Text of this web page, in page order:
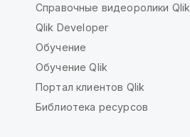
Справочные видеоролики Qlik
Qlik Developer
Обучение
Обучение Qlik
Портал клиентов Qlik
Библиотека ресурсов